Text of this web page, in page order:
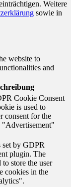
Weitere
sowie in
website to
and
Cookie Consent
is used to
consent for the
"Advertisement"
by GDPR
plugin. The
to store the user
cookies in the